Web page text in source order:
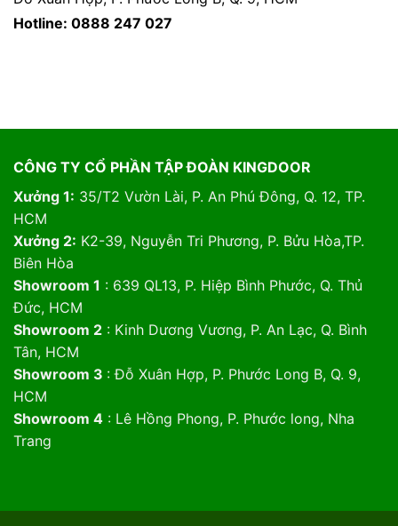
Hotline: 0888 247 027
CÔNG TY CỔ PHẦN TẬP ĐOÀN KINGDOOR
Xưởng 1: 35/T2 Vườn Lài, P. An Phú Đông, Q. 12, TP.
HCM
Xưởng 2: K2-39, Nguyễn Tri Phương, P. Bửu Hòa,TP.
Biên Hòa
Showroom 1 : 639 QL13, P. Hiệp Bình Phước, Q. Thủ
Đức, HCM
Showroom 2: Kinh Dương Vương, P. An Lạc, Q. Bình
Tân, HCM
Showroom 3 : Đỗ Xuân Hợp, P. Phước Long B, Q. 9,
HCM
Showroom 4: Lê Hồng Phong, P. Phước long, Nha
Trang